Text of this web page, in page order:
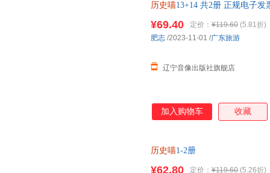
历史喵13+14 共2册 正规电子发
¥69.40 定价： ¥119.60 (5.81折)
辽宁音像出版社旗舰店
肥志 /2023-11-01 /广东旅游
加入购物车 收藏
历史喵1-2册
¥62.80 定价： ¥119.60 (5.26折)